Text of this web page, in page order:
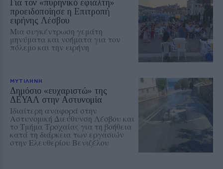
Για τον «πυρηνικό εφιάλτη»
προειδοποίησε η Επιτροπή
ειρήνης Λέσβου
Μια συγκέντρωση γεμάτη
μηνύματα και νοήματα για τον
πόλεμο και την ειρήνη
ΜΥΤΙΛΗΝΗ
Δημόσιο «ευχαριστώ» της
ΔΕΥΑΛ στην Αστυνομία
Ιδιαίτερη αναφορά στην
Αστυνομική Διεύθυνση Λέσβου και
το Τμήμα Τροχαίας για τη βοήθεια
κατά τη διάρκεια των εργασιών
στην Ελευθερίου Βενιζέλου